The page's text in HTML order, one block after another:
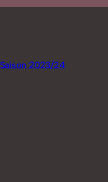
Saison 2023/24